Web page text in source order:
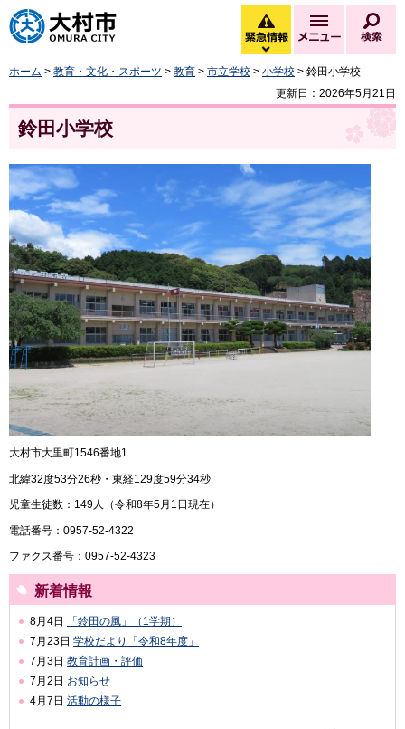
大村市
緊急情報
緊急情報を開く
メニュー
ホーム > 教育・文化・スポーツ > 教育 > 市立学校 > 小学校 > 鈴田小学校
更新日：2026年5月21日
鈴田小学校
大村市大里町1546番地1
北緯32度53分26秒・東経129度59分34秒
児童生徒数：149人（令和8年5月1日現在）
電話番号：0957-52-4322
ファクス番号：0957-52-4323
新着情報
8月4日
「鈴田の風」（1学期）
7月23日 学校だより「令和8年度」
7月3日 教育計画・評価
7月2日 お知らせ
4月7日 活動の様子